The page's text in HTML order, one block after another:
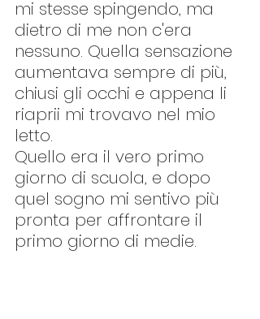
mi stesse spingendo, ma
dietro di me non c'era
nessuno. Quella sensazione
aumentava sempre di più,
chiusi gli occhi e appena li
riaprii mi trovavo nel mio
letto.
Quello era il vero primo
giorno di scuola, e dopo
quel sogno mi sentivo più
pronta per affrontare il
primo giorno di medie.